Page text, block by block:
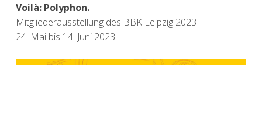
Voilà: Polyphon.
Mitgliederausstellung des BBK Leipzig 2023
24. Mai bis 14. Juni 2023